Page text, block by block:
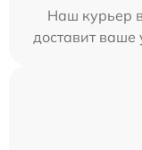
Наш курьер
доставит ваше